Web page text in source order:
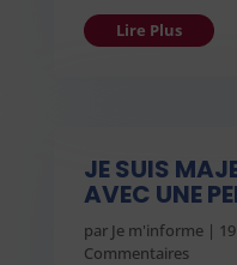
Lire Plus
JE SUIS
AVEC UNE
par Je m'informe|
Commentaires